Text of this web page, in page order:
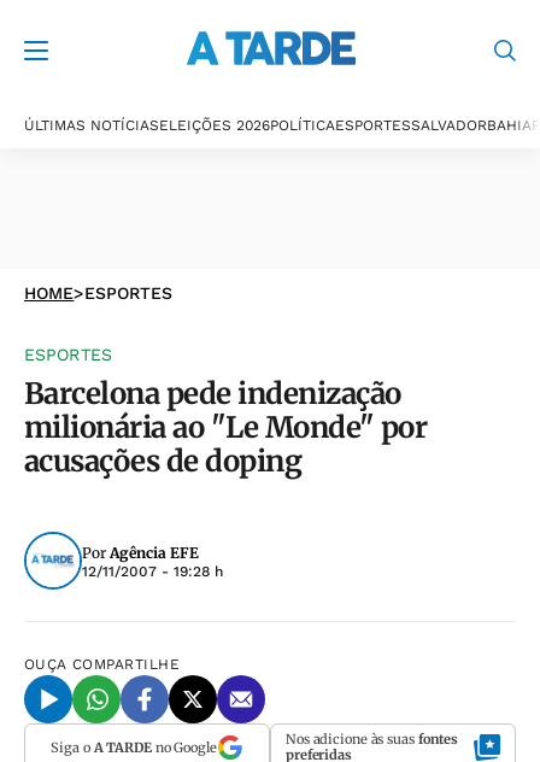
ÚLTIMAS NOTÍCIASELEIÇÕES 2026POLÍTICAESPORTESSALVADORBAHIA
HOME>ESPORTES
ESPORTES
Barcelona pede indenização
milionária ao "Le Monde" por
acusações de doping
PorAgência EFE
12/11/2007 - 19:28 h
OUÇA COMPARTILHE
Siga o A TARDEno Google Nos adicione às suas fontes
preferidas